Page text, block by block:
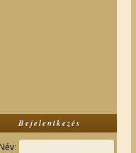
Bejelentkezés
Név: